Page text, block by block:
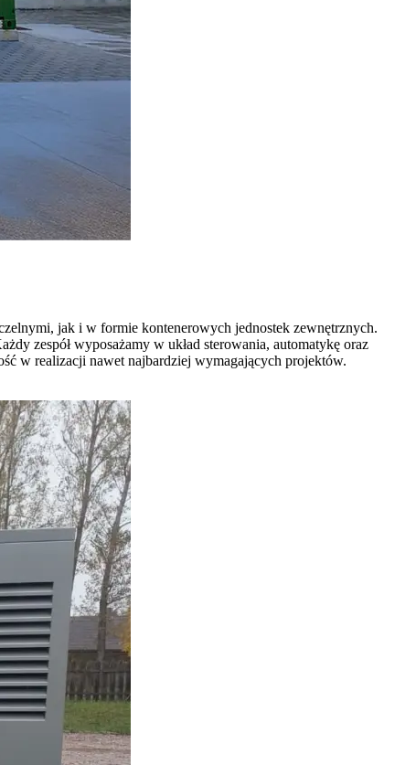
jak i w formie kontenerowych jednostek zewnętrznych.
zespół wyposażamy w układ sterowania, automatykę oraz
w realizacji nawet najbardziej wymagających projektów.